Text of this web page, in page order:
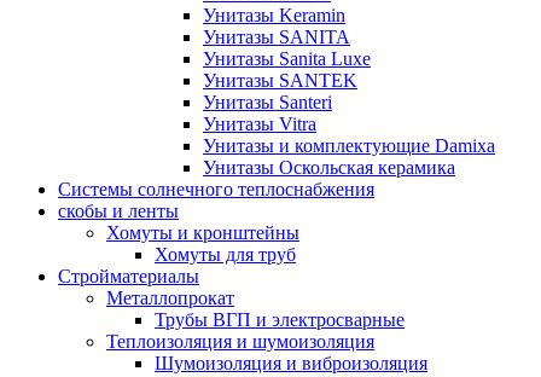
Унитазы Keramin
Унитазы SANITA
Унитазы Sanita Luxe
Унитазы SANTEK
Унитазы Santeri
Унитазы Vitra
Унитазы и комплектующие Damixa
Унитазы Оскольская керамика
Системы солнечного теплоснабжения
скобы и ленты
Хомуты и кронштейны
Хомуты для труб
Стройматериалы
Металлопрокат
Трубы ВГП и электросварные
Теплоизоляция и шумоизоляция
Шумоизоляция и виброизоляция